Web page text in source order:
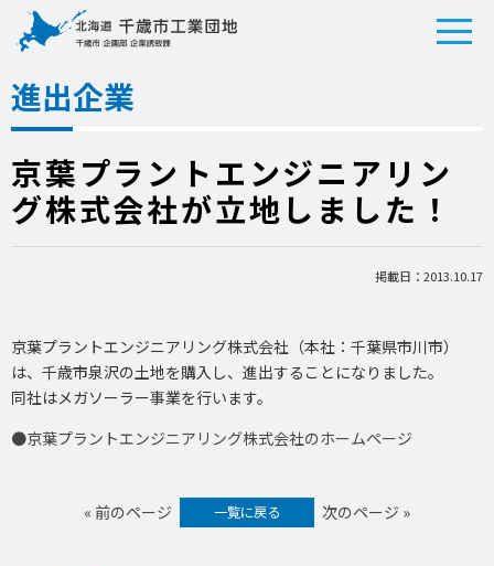
進出企業
京葉プラントエンジニアリン
グ株式会社が立地しました！
掲載日：2013.10.17
京葉プラントエンジニアリング株式会社（本社：千葉県市川市）
は、千歳市泉沢の土地を購入し、進出することになりました。
同社はメガソーラー事業を行います。
●京葉プラントエンジニアリング株式会社のホームページ
« 前のページ 一覧に戻る 次のページ »